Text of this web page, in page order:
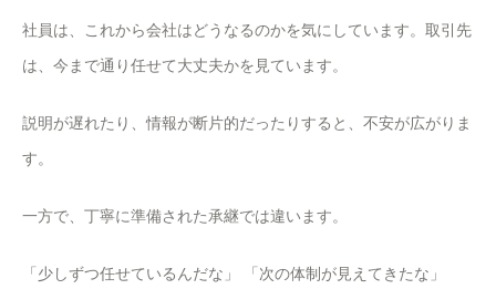
社員は、これから会社はどうなるのかを気にしています。取引先
は、今まで通り任せて大丈夫かを見ています。
説明が遅れたり、情報が断片的だったりすると、不安が広がりま
す。
一方で、丁寧に準備された承継では違います。
「少しずつ任せているんだな」 「次の体制が見えてきたな」